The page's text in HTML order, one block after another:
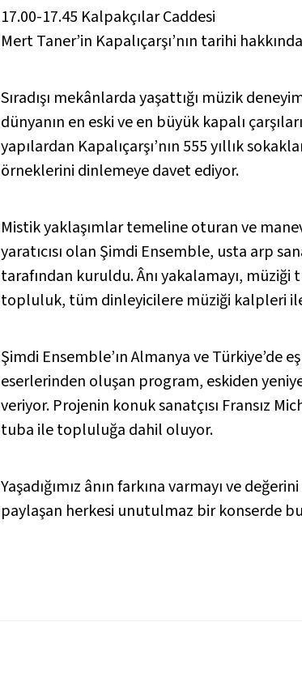
Mısırlı İbrahim
Acemaşiran Saz Semai
Mehmet Yalgın
Acemaşiran İlahi: “Aşkın ile âşıklar”
Hüseyin Sadettin Arel
Şirin Pancaroğlu
Nihavent İlahi: “Aşkın kıldı şeydâ beni”
Nihavent Hymn: “Aşkın kıldı şeydâ beni”
Nihavent İlahi: “Durman yanalım ateş-i
Anonim
İlahi: “Zahid bizi tan eyleme”
“Kubbe”
Bora Uymaz
17.00-17.45 Kalpakçılar Caddesi
Mert Taner’in Kapalıçarşı’nın tarihi
Sıradışı mekânlarda yaşattığı müzik
dünyanın en eski ve en büyük kapalı
yapılardan Kapalıçarşı’nın 555 yıllık
örneklerini dinlemeye davet ediyor.
Mistik yaklaşımlar temeline oturan ve
yaratıcısı olan Şimdi Ensemble, usta arp
tarafından kuruldu. Ânı yakalamayı,
topluluk, tüm dinleyicilere müziği kalpleri
Şimdi Ensemble’ın Almanya ve Türkiye’de
eserlerinden oluşan program, eskiden
veriyor. Projenin konuk sanatçısı Fransız
tuba ile topluluğa dahil oluyor.
Yaşadığımız ânın farkına varmayı ve
paylaşan herkesi unutulmaz bir konserde